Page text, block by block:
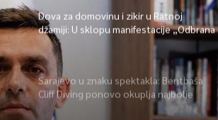
Dova za domovinu i zikir u Ratnoj
džamiji: U sklopu manifestacije „Odbrana
BiH – Igman 2026“ odana počast
herojima
Sarajevo u znaku spektakla: Bentbaša
Cliff Diving ponovo okuplja najbolje
skakače i vrhunsku zabavu